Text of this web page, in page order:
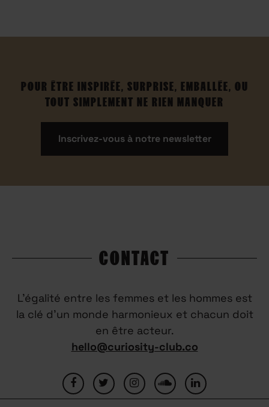
POUR ÊTRE INSPIRÉE, SURPRISE, EMBALLÉE, OU
TOUT SIMPLEMENT NE RIEN MANQUER
Inscrivez-vous à notre newsletter
CONTACT
L’égalité entre les femmes et les hommes est
la clé d’un monde harmonieux et chacun doit
en être acteur.
hello@curiosity-club.co